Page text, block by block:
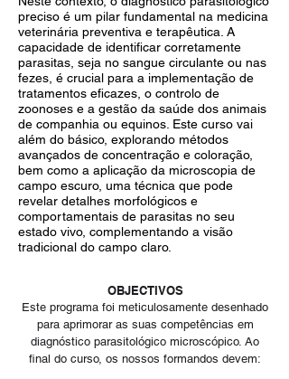
preciso é um pilar fundamental na medicina
veterinária preventiva e terapêutica. A
capacidade de identificar corretamente
parasitas, seja no sangue circulante ou nas
fezes, é crucial para a implementação de
tratamentos eficazes, o controlo de
zoonoses e a gestão da saúde dos animais
de companhia ou equinos. Este curso vai
além do básico, explorando métodos
avançados de concentração e coloração,
bem como a aplicação da microscopia de
campo escuro, uma técnica que pode
revelar detalhes morfológicos e
comportamentais de parasitas no seu
estado vivo, complementando a visão
tradicional do campo claro.
OBJECTIVOS
Este programa foi meticulosamente desenhado
para aprimorar as suas competências em
diagnóstico parasitológico microscópico. Ao
final do curso, os nossos formandos devem: